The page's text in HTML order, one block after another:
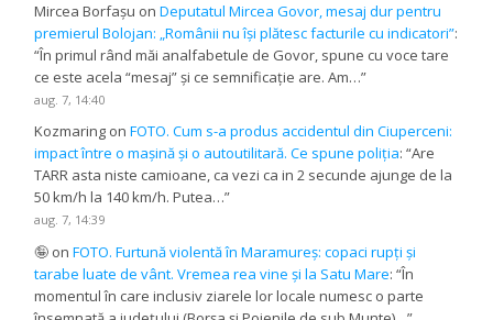
Mircea Borfașu onDeputatul Mircea Govor, mesaj dur pentru
premierul Bolojan: „Românii nu își plătesc facturile cu indicatori”:
“În primul rând măi analfabetule de Govor, spune cu voce tare
ce este acela “mesaj” și ce semnificație are. Am…”
aug. 7, 14:40
Kozmaring onFOTO. Cum s-a produs accidentul din Ciuperceni:
impact între o mașină și o autoutilitară. Ce spune poliția: “Are
TARR asta niste camioane, ca vezi ca in 2 secunde ajunge de la
50 km/h la 140 km/h. Putea…”
aug. 7, 14:39
🤪 onFOTO. Furtună violentă în Maramureș: copaci rupți și
tarabe luate de vânt. Vremea rea vine și la Satu Mare: “În
momentul în care inclusiv ziarele lor locale numesc o parte